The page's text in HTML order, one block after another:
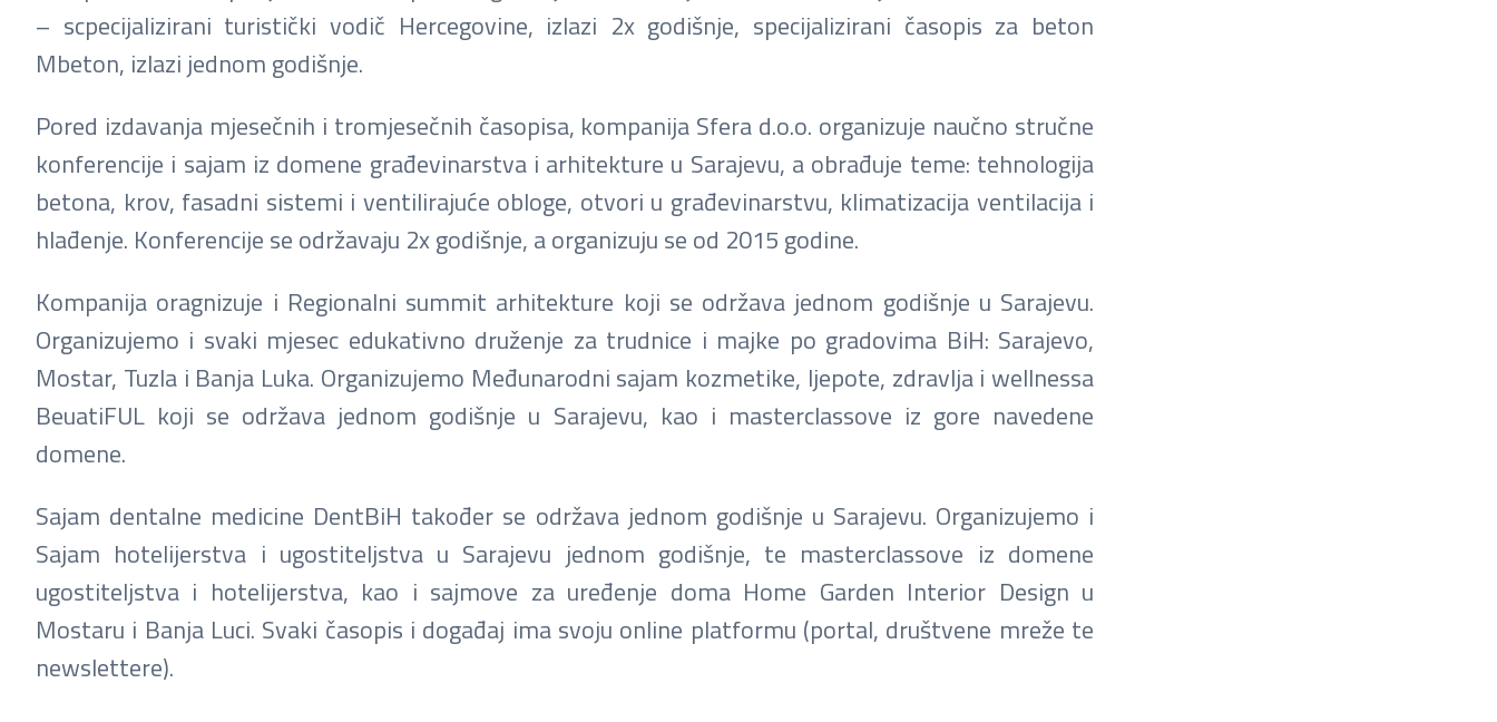
– scpecijalizirani turistički vodič Hercegovine, izlazi 2x godišnje, specijalizirani časopis za beton
Mbeton, izlazi jednom godišnje.
Pored izdavanja mjesečnih i tromjesečnih časopisa, kompanija Sfera d.o.o. organizuje naučno stručne
konferencije i sajam iz domene građevinarstva i arhitekture u Sarajevu, a obrađuje teme: tehnologija
betona, krov, fasadni sistemi i ventilirajuće obloge, otvori u građevinarstvu, klimatizacija ventilacija i
hlađenje. Konferencije se održavaju 2x godišnje, a organizuju se od 2015 godine.
Kompanija oragnizuje i Regionalni summit arhitekture koji se održava jednom godišnje u Sarajevu.
Organizujemo i svaki mjesec edukativno druženje za trudnice i majke po gradovima BiH: Sarajevo,
Mostar, Tuzla i Banja Luka. Organizujemo Međunarodni sajam kozmetike, ljepote, zdravlja i wellnessa
BeuatiFUL koji se održava jednom godišnje u Sarajevu, kao i masterclassove iz gore navedene
domene.
Sajam dentalne medicine DentBiH također se održava jednom godišnje u Sarajevu. Organizujemo i
Sajam hotelijerstva i ugostiteljstva u Sarajevu jednom godišnje, te masterclassove iz domene
ugostiteljstva i hotelijerstva, kao i sajmove za uređenje doma Home Garden Interior Design u
Mostaru i Banja Luci. Svaki časopis i događaj ima svoju online platformu (portal, društvene mreže te
newslettere).